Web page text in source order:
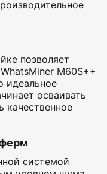
позволяет
M60S++
идеальное
осваивать
качественное
системой